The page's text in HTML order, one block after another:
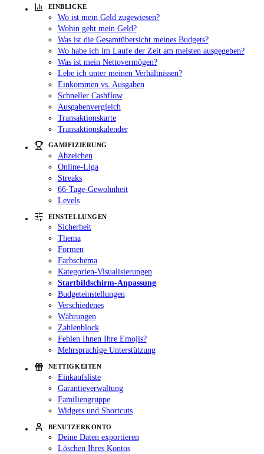
EINBLICKE
Wo ist mein Geld zugewiesen?
Wohin geht mein Geld?
Was ist die Gesamtübersicht meines Budgets?
Wo habe ich im Laufe der Zeit am meisten ausgegeben?
Was ist mein Nettovermögen?
Lebe ich unter meinen Verhältnissen?
Einkommen vs. Ausgaben
Schneller Cashflow
Ausgabenvergleich
Transaktionskarte
Transaktionskalender
GAMIFIZIERUNG
Abzeichen
Online-Liga
Streaks
66-Tage-Gewohnheit
Levels
EINSTELLUNGEN
Sicherheit
Thema
Formen
Farbschema
Kategorien-Visualisierungen
Startbildschirm-Anpassung
Budgeteinstellungen
Verschiedenes
Währungen
Zahlenblock
Fehlen Ihnen Ihre Emojis?
Mehrsprachige Unterstützung
NETTIGKEITEN
Einkaufsliste
Garantieverwaltung
Familiengruppe
Widgets und Shortcuts
BENUTZERKONTO
Deine Daten exportieren
Löschen Ihres Kontos